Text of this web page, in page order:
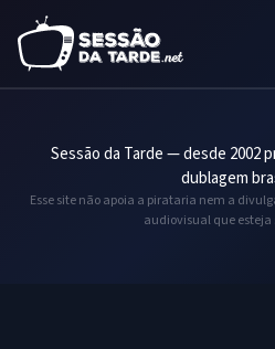
Sessão da Tarde — desde 2002
dublagem
Esse site não apoia a pirataria nem a
audiovisual que esteja